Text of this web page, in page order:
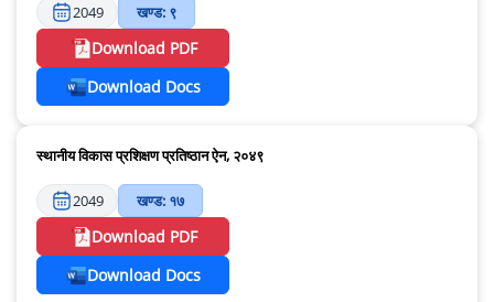
2049 खण्ड: ९
Download PDF
Download Docs
स्थानीय विकास प्रशिक्षण प्रतिष्ठान ऐन, २०४९
2049 खण्ड: १७
Download PDF
Download Docs